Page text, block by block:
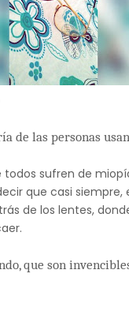
de las personas
todos sufren de
que casi siempre,
de los lentes,
que son